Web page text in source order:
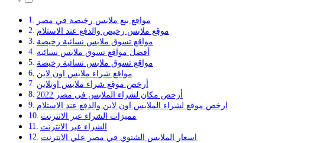
مواقع بيع ملابس رخيصة في مصر
موقع ملابس رخيص والدفع عند الاستلام
مواقع تسوق ملابس نسائية رخيصة
أفضل مواقع تسوق ملابس نسائية
مواقع تسوق ملابس نسائية رخيصة
مواقع شراء ملابس اون لاين
أرخص موقع شراء ملابس اونلاين
أرخص مكان لشراء الملابس في مصر 2022
ارخص موقع لشراء الملابس اون لاين والدفع عند الاستلام
مميزات الشراء عبر الانترنت
الشراء عبر الانترنت
اسعار الملابس الشتوي في مصر علي الانترنت